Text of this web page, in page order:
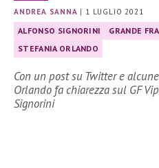
ANDREA SANNA | 1 LUGLIO 2021
ALFONSO SIGNORINI
GRANDE
STEFANIA ORLANDO
Con un post su Twitter e
Orlando fa chiarezza sul GF
Signorini